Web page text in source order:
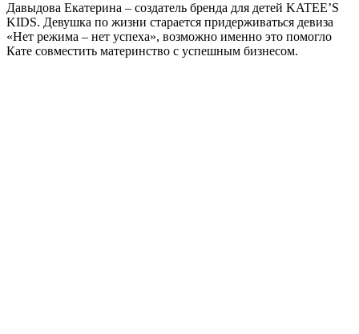
Давыдова Екатерина – создатель бренда для детей KATEE’S
KIDS. Девушка по жизни старается придерживаться девиза
«Нет режима – нет успеха», возможно именно это помогло
Кате совместить материнство с успешным бизнесом.